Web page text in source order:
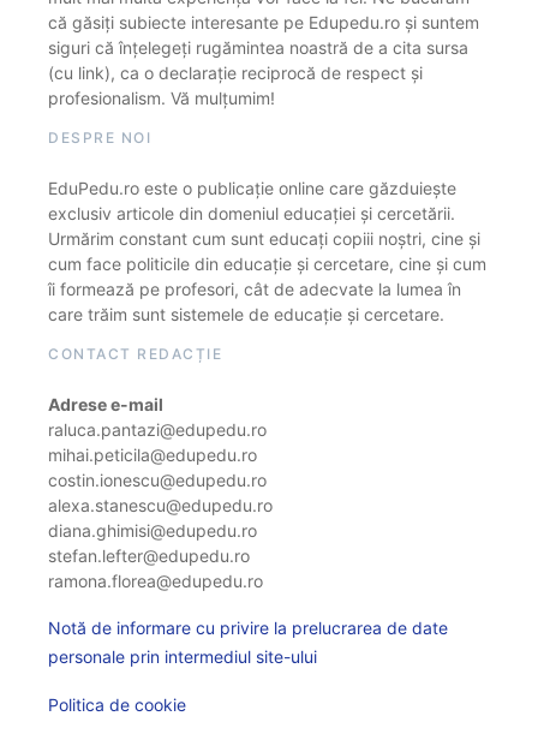
că găsiți subiecte interesante pe Edupedu.ro și suntem
siguri că înțelegeți rugămintea noastră de a cita sursa
(cu link), ca o declarație reciprocă de respect și
profesionalism. Vă mulțumim!
DESPRE NOI
EduPedu.ro este o publicație online care găzduiește
exclusiv articole din domeniul educației și cercetării.
Urmărim constant cum sunt educați copiii noștri, cine și
cum face politicile din educație și cercetare, cine și cum
îi formează pe profesori, cât de adecvate la lumea în
care trăim sunt sistemele de educație și cercetare.
CONTACT REDACȚIE
Adrese e-mail
raluca.pantazi@edupedu.ro
mihai.peticila@edupedu.ro
costin.ionescu@edupedu.ro
alexa.stanescu@edupedu.ro
diana.ghimisi@edupedu.ro
stefan.lefter@edupedu.ro
ramona.florea@edupedu.ro
Notă de informare cu privire la prelucrarea de date
personale prin intermediul site-ului
Politica de cookie